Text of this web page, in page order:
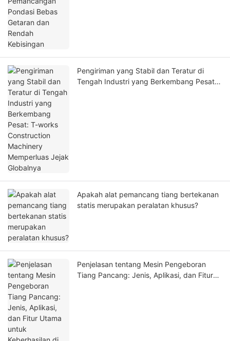
Pengiriman yang Stabil dan Teratur di
Tengah Industri yang Berkembang Pesat:
Apakah alat pemancang tiang bertekanan
statis merupakan peralatan khusus?
Penjelasan tentang Mesin Pengeboran
Tiang Pancang: Jenis, Aplikasi, dan Fitur